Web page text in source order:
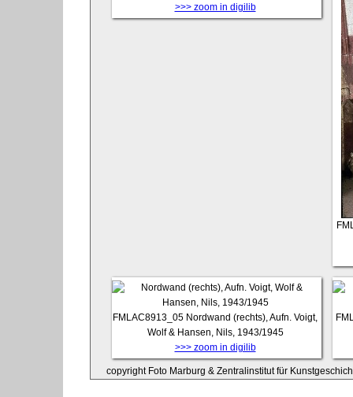
>>> zoom in digilib
FMLAC8913_05 Nordwand (rechts), Aufn. Voigt,
Wolf & Hansen, Nils, 1943/1945
>>> zoom in digilib
copyright Foto Marburg & Zentralinstitut für